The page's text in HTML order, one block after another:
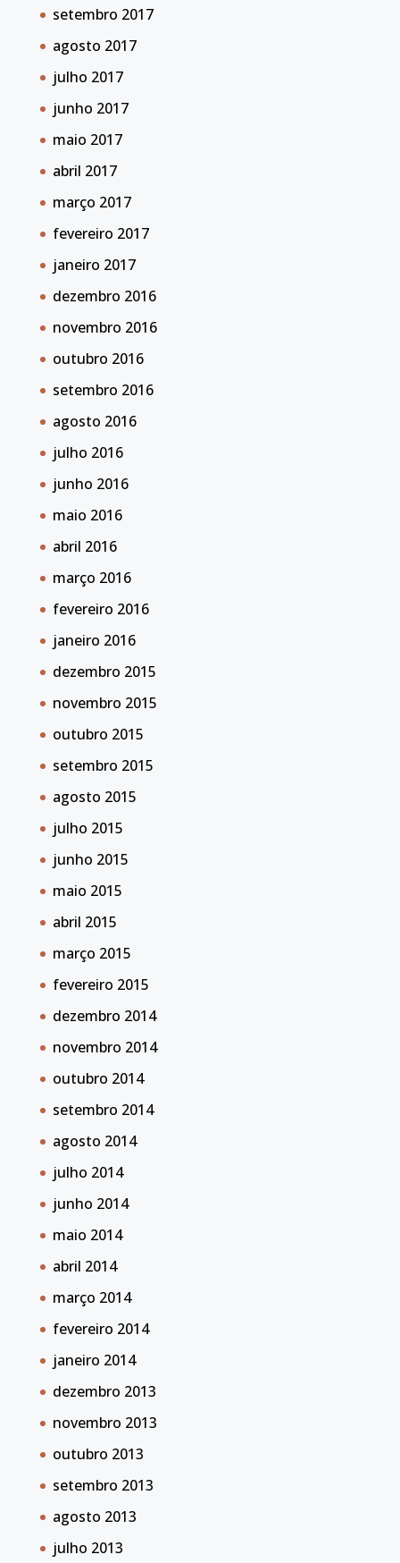
setembro 2017
agosto 2017
julho 2017
junho 2017
maio 2017
abril 2017
março 2017
fevereiro 2017
janeiro 2017
dezembro 2016
novembro 2016
outubro 2016
setembro 2016
agosto 2016
julho 2016
junho 2016
maio 2016
abril 2016
março 2016
fevereiro 2016
janeiro 2016
dezembro 2015
novembro 2015
outubro 2015
setembro 2015
agosto 2015
julho 2015
junho 2015
maio 2015
abril 2015
março 2015
fevereiro 2015
dezembro 2014
novembro 2014
outubro 2014
setembro 2014
agosto 2014
julho 2014
junho 2014
maio 2014
abril 2014
março 2014
fevereiro 2014
janeiro 2014
dezembro 2013
novembro 2013
outubro 2013
setembro 2013
agosto 2013
julho 2013